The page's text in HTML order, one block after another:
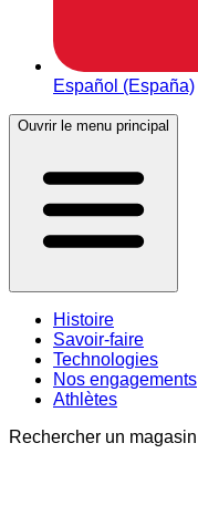
Español (España)
Ouvrir le menu principal
Histoire
Savoir-faire
Technologies
Nos engagements
Athlètes
Rechercher un magasin